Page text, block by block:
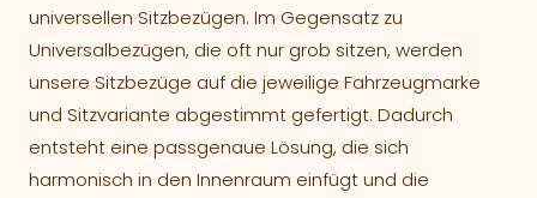
universellen Sitzbezügen. Im Gegensatz zu
Universalbezügen, die oft nur grob sitzen, werden
unsere Sitzbezüge auf die jeweilige Fahrzeugmarke
und Sitzvariante abgestimmt gefertigt. Dadurch
entsteht eine passgenaue Lösung, die sich
harmonisch in den Innenraum einfügt und die